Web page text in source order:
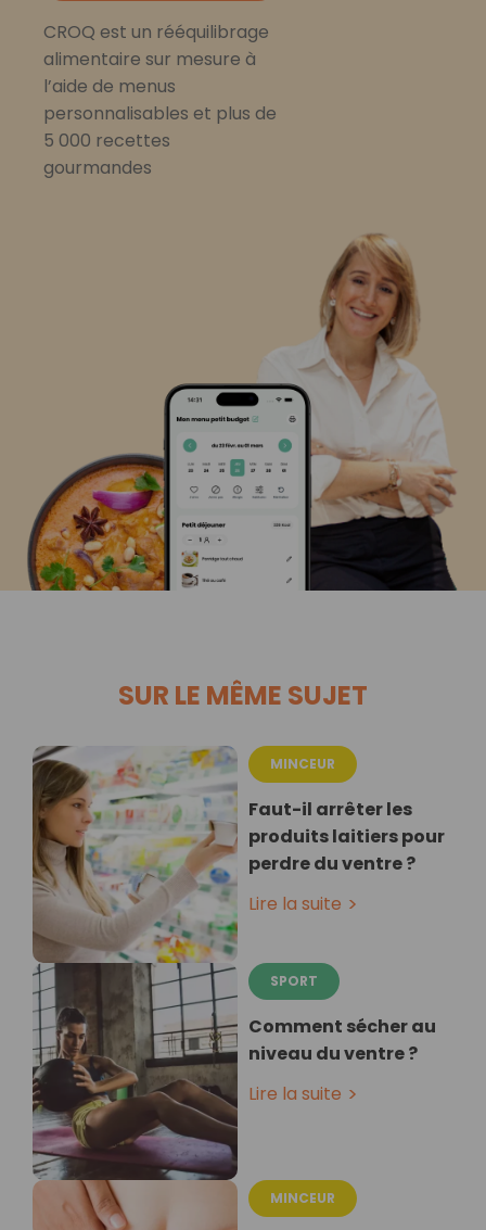
CROQ est un rééquilibrage
alimentaire sur mesure à
l’aide de menus
personnalisables et plus de
5 000 recettes
gourmandes
SUR LE MÊME SUJET
MINCEUR
Faut-il arrêter les
produits laitiers pour
perdre du ventre ?
Lire la suite
SPORT
Comment sécher au
niveau du ventre ?
Lire la suite
MINCEUR